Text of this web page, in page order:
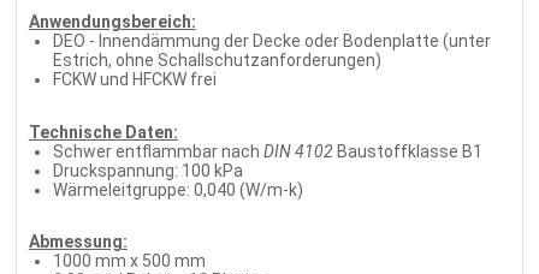
Anwendungsbereich:
DEO - Innendämmung der Decke oder Bodenplatte (unter
Estrich, ohne Schallschutzanforderungen)
FCKW und HFCKW frei
Technische Daten:
Schwer entflammbar nach DIN 4102 Baustoffklasse B1
Druckspannung: 100 kPa
Wärmeleitgruppe: 0,040 (W/m-k)
Abmessung:
1000 mm x 500 mm